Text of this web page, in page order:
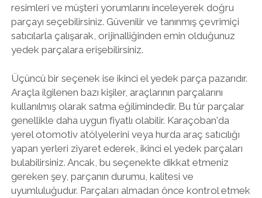
resimleri ve müşteri yorumlarını inceleyerek doğru
parçayı seçebilirsiniz. Güvenilir ve tanınmış çevrimiçi
satıcılarla çalışarak, orijinalliğinden emin olduğunuz
yedek parçalara erişebilirsiniz.
Üçüncü bir seçenek ise ikinci el yedek parça pazarıdır.
Araçla ilgilenen bazı kişiler, araçlarının parçalarını
kullanılmış olarak satma eğilimindedir. Bu tür parçalar
genellikle daha uygun fiyatlı olabilir. Karaçoban'da
yerel otomotiv atölyelerini veya hurda araç satıcılığı
yapan yerleri ziyaret ederek, ikinci el yedek parçaları
bulabilirsiniz. Ancak, bu seçenekte dikkat etmeniz
gereken şey, parçanın durumu, kalitesi ve
uyumluluğudur. Parçaları almadan önce kontrol etmek